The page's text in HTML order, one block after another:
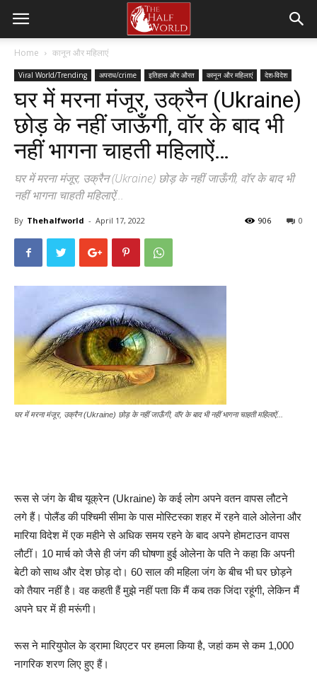
Home कानून और महिलाएं
Viral World/Trending अपराध/crime इतिहास और औरत कानून और महिलाएं देश-विदेश
घर में मरना मंजूर, उक्रैन (Ukraine)
छोड़ के नहीं जाऊँगी, वॉर के बाद भी
नहीं भागना चाहती महिलाऐं…
घर में मरना मंजूर, उक्रैन (Ukraine) छोड़ के नहीं जाऊँगी, वॉर के बाद भी
नहीं भागना चाहती महिलाऐं...
By Thehalfworld - April 17, 2022 0
906
घर में मरना मंजूर, उक्रैन (Ukraine) छोड़ के नहीं जाऊँगी, वॉर के बाद भी नहीं भागना चाहती महिलाऐं...
रूस से जंग के बीच यूक्रेन (Ukraine) के कई लोग अपने वतन वापस लौटने
लगे हैं। पोलैंड की पश्चिमी सीमा के पास मोस्टिस्का शहर में रहने वाले ओलेना और
मारिया विदेश में एक महीने से अधिक समय रहने के बाद अपने होमटाउन वापस
लौटीं। 10 मार्च को जैसे ही जंग की घोषणा हुई ओलेना के पति ने कहा कि अपनी
बेटी को साथ और देश छोड़ दो। 60 साल की महिला जंग के बीच भी घर छोड़ने
को तैयार नहीं है। वह कहती हैं मुझे नहीं पता कि मैं कब तक जिंदा रहूंगी, लेकिन मैं
अपने घर में ही मरूंगी।
रूस ने मारियुपोल के ड्रामा थिएटर पर हमला किया है, जहां कम से कम 1,000
नागरिक शरण लिए हुए हैं।